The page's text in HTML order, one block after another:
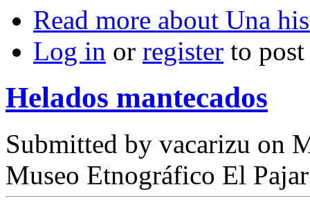
Read more about Una
Log in or register to
Helados mantecados
Submitted by vacarizu on
Museo Etnográfico El Pajar